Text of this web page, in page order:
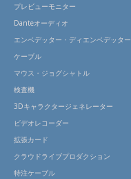
プレビューモニター
Danteオーディオ
エンベデッター・ディエンベデッター
ケーブル
マウス・ジョグシャトル
検査機
3Dキャラクタージェネレーター
ビデオレコーダー
拡張カード
クラウドライブプロダクション
特注ケーブル